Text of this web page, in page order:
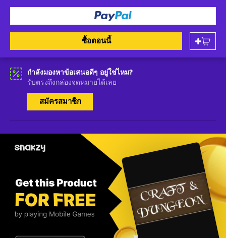
ซื้อตอนนี้
กำลังมองหาข้อเสนอดีๆ อยู่ใช่ไหม?
รับตรงถึงกล่องจดหมายได้เลย
สมัครสมาชิก